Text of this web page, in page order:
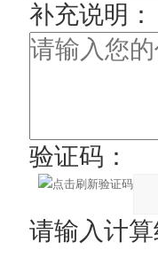
补充说明：
验证码：
请输入计算